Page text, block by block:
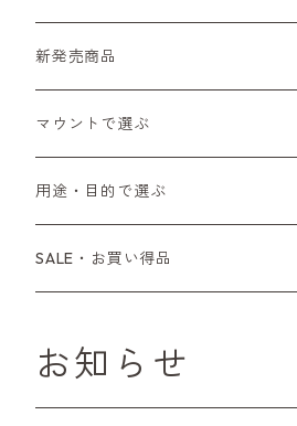
Fシリーズ（一桁＋F100）
レンジファインダー（7、P）
PENTAX（ペンタックス）
SL、SP
K2、KX、KM
M42単焦点レンズ
CONTAX（コンタックス）
G1、G2
Tシリーズ
MINOLTA（ミノルタ）
コンパクト
α7、α9、X700
OLYMPUS（オリンパス）
PENシリーズ
一眼レフカメラ（マニュアルフォーカス）
一眼レフカメラ（オートフォーカス）
ス）
デジタルカメラ
一眼カメラ
ミラーレスカメラ
マニュアルレンズ
一眼レンズ
レンジファインダーレンズ
大判レンズ
オートフォーカスレンズ
一眼レンズ
マウントアダプター
レンズ付きフィルム
35mm（135）カラーネガ
35mm（135）白黒ネガ
35mm（135）カラーリバーサル
新発売商品
フィルムカメラ
レンズ付きフィルム
アクセサリー・付属品
マウントで選ぶ
M42
L39
用途・目的で選ぶ
初心者の方へもおすすめ！
SALE・お買い得品
お知らせ